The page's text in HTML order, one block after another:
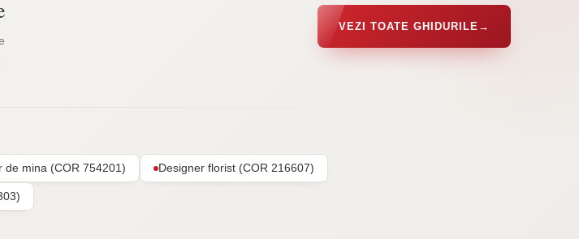
VEZI TOATE GHIDURILE →
de mina (COR 754201) Designer florist (COR 216607)